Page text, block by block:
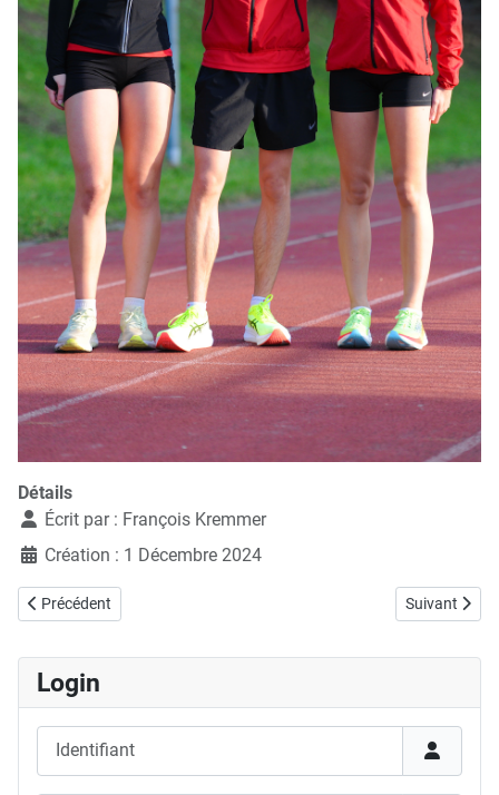
Détails
Écrit par : François Kremmer
Création : 1 Décembre 2024
Article précédent : 08.12.2024, Course de l'Escalade
Précédent Article
Suivant
Login